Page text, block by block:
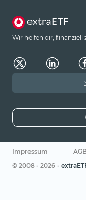
Wir helfen dir, finanziell
Impressum
© 2008 - 2026 -